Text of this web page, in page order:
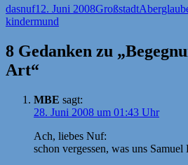
Autor
dasnufVeröffentlicht
am
12. Juni 2008Kategorien
Großstadt
kindermund
8 Gedanken zu
Art“
MBE sagt:
28. Juni 2008 um 01:43 Uhr
Ach, liebes Nuf:
schon vergessen, was uns Samuel